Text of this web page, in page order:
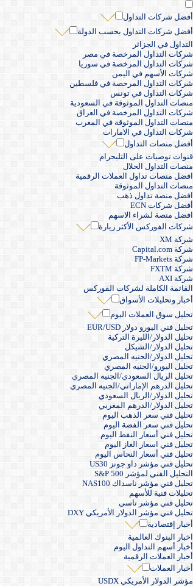
أفضل شركات التداول
أفضل شركات التداول بحسب الدولة
التداول في الجزائر
شركات التداول المرخصة في مصر
شركات التداول المرخصة في سوريا
شركات الأسهم في اليمن
شركات التداول المرخصة في فلسطين
شركات التداول في تونس
منصات التداول الموثوقة في السعودية
شركات التداول المرخصة في العراق
منصات التداول الموثوقة في المغرب
شركات التداول في الامارات
أفضل منصات التداول
قنوات توصيات على التليجرام
منصات التداول الحلال
افضل منصات تداول العملات الرقمية
منصات التداول الموثوقة
افضل منصة تداول ذهب
أفضل شركات ECN
افضل منصة لشراء الاسهم
شركات الفوركس الأكثر زيارة
شركة XM
شركة Capital.com
شركة FP-Markets
شركة FXTM
شركة AXI
القائمة الكاملة لشركات الفوركس
أخبار وتحليلات الأسواق
تحليل سوق العملات اليوم
تحليل فني اليورو دولار EUR/USD
تحليل الدولار/الليرة التركية
تحليل الدولار/الشيكل
تحليل الدولار/الجنيه المصري
تحليل اليورو/الجنيه المصري
تحليل الريال السعودي/الجنيه المصري
تحليل الدرهم الإماراتي/الجنيه المصري
تحليل الدولار/الريال السعودي
تحليل الدولار/الدرهم المغربي
تحليل فني سعر الذهب اليوم
تحليل فني سعر الفضة اليوم
تحليل فني أسعار النفط اليوم
تحليل فني اسعار الغاز اليوم
تحليل فني أسعار النحاس اليوم
تحليل فني مؤشر داو جونز US30
التحليل الفني لمؤشر S&P 500
تحليل فني مؤشر ناسداك NAS100
تحليلات فنية للأسهم
تحليل فني مؤشر تاسي
تحليل فني مؤشر الدولار الأمريكي DXY
أخبار إقتصادية
اخبار البنوك العالمية
أخبار أسهم التداول اليوم
أخبار العملات الرقمية
أخبار العملات
مؤشر الدولار الأمريكي USDX